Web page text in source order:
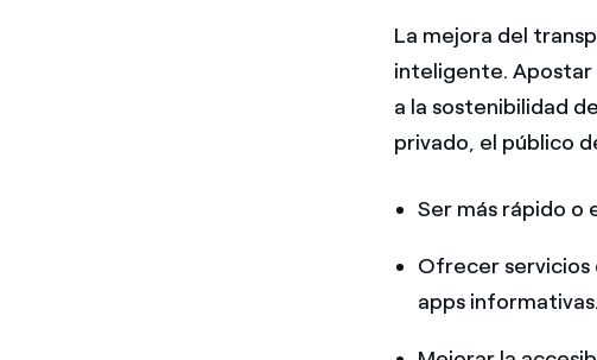
La mejora del
inteligente. Apostar
a la sostenibilidad
privado, el público
Ser más rápido o
Ofrecer servicios
apps informativas.